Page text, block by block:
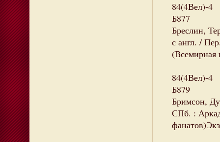
84(4Вел)-4
Б877
Бреслин,
с англ. /
(Всемирная
84(4Вел)-4
Б879
Бримсон,
СПб. :